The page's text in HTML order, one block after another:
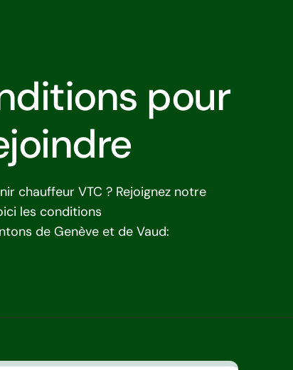
pour
chauffeur VTC ? Rejoignez notre
les conditions
de Genève et de Vaud: